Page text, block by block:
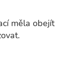
měla obejít